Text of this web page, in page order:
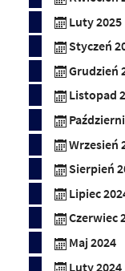
Luty 2025
Styczeń
Grudzień
Listopad
Wrzesień
Sierpień
Lipiec
Czerwiec
Maj 2024
Luty 2024